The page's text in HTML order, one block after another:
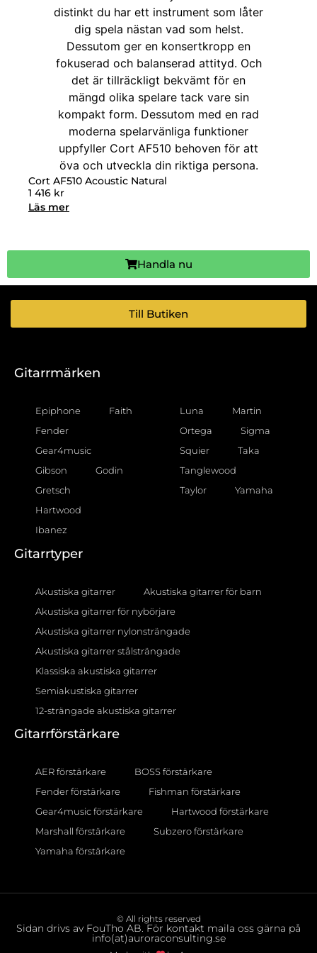
Cort AF510 Acoustic Natural
1 416 kr
Läs mer
Handla nu
Till Butiken
Gitarrmärken
Epiphone
Faith
Fender
Gear4music
Gibson
Godin
Gretsch
Hartwood
Ibanez
Luna
Martin
Ortega
Sigma
Squier
Taka
Tanglewood
Taylor
Yamaha
Gitarrtyper
Akustiska gitarrer
Akustiska gitarrer för barn
Akustiska gitarrer för nybörjare
Akustiska gitarrer nylonsträngade
Akustiska gitarrer stålsträngade
Klassiska akustiska gitarrer
Semiakustiska gitarrer
12-strängade akustiska gitarrer
Gitarrförstärkare
AER förstärkare
BOSS förstärkare
Fender förstärkare
Fishman förstärkare
Gear4music förstärkare
Hartwood förstärkare
Marshall förstärkare
Subzero förstärkare
Yamaha förstärkare
© All rights reserved
Sidan drivs av FouTho AB. För kontakt maila oss gärna på
info(at)auroraconsulting.se